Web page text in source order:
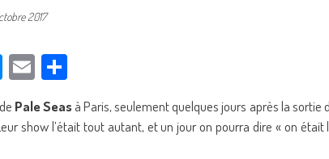
2017
Messenger
Email
Pale Seasà Paris, seulement quelques jours après la sortie
show l’était tout autant, et un jour on pourra dire « on